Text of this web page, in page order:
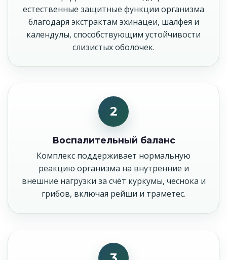
естественные защитные функции организма
благодаря экстрактам эхинацеи, шалфея и
календулы, способствующим устойчивости
слизистых оболочек.
2
Воспалительный баланс
Комплекс поддерживает нормальную
реакцию организма на внутренние и
внешние нагрузки за счёт куркумы, чеснока и
грибов, включая рейши и траметес.